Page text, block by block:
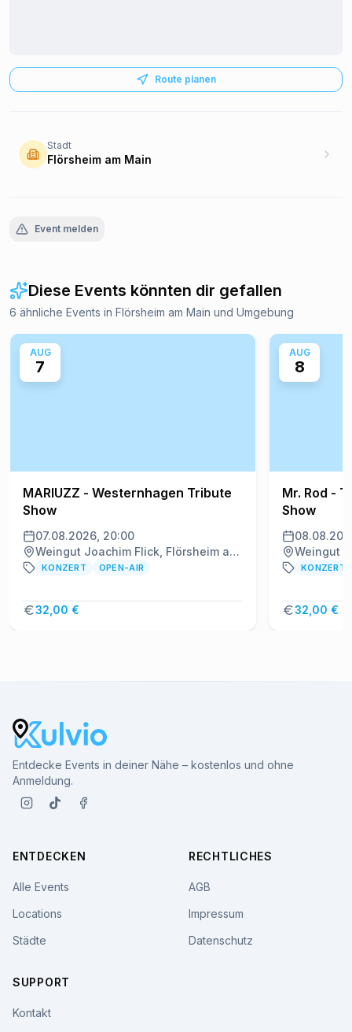
Route planen
Stadt
Flörsheim am Main
Event melden
Diese Events könnten dir gefallen
6 ähnliche Events in Flörsheim am Main und Umgebung
AUG
7
MARIUZZ - Westernhagen Tribute
Show
07.08.2026, 20:00
Weingut Joachim Flick, Flörsheim am Main
KONZERT OPEN-AIR
32,00 €
AUG
8
Mr. Rod -
Show
KONZERT
32,00 €
Entdecke Events in deiner Nähe – kostenlos und ohne
Anmeldung.
ENTDECKEN
Alle Events
Locations
Städte
RECHTLICHES
AGB
Impressum
Datenschutz
SUPPORT
Kontakt